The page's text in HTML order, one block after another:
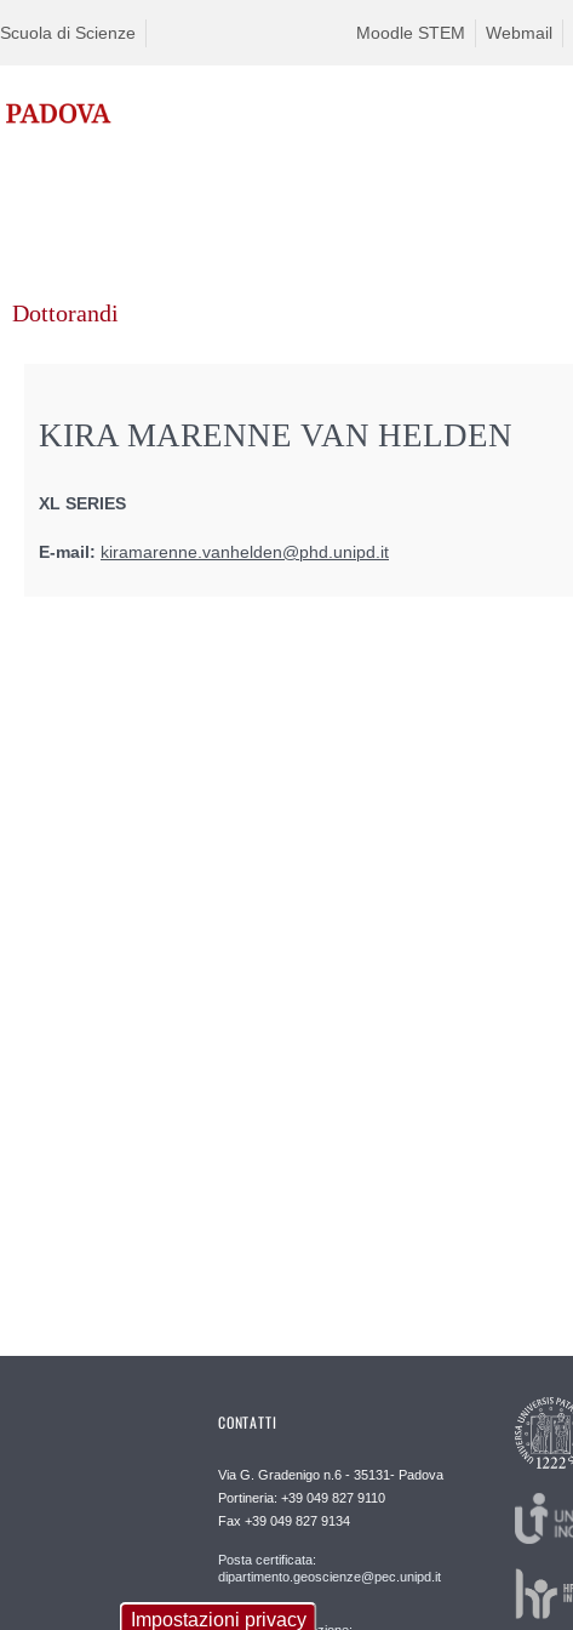
Scuola di Scienze Moodle STEM Webmail
Dottorandi
KIRA MARENNE VAN HELDEN
XL SERIES
E-mail: kiramarenne.vanhelden@phd.unipd.it
CONTATTI
Via G. Gradenigo n.6 - 35131- Padova
Portineria: +39 049 827 9110
Fax +39 049 827 9134
Posta certificata:
dipartimento.geoscienze@pec.unipd.it
Impostazioni privacy